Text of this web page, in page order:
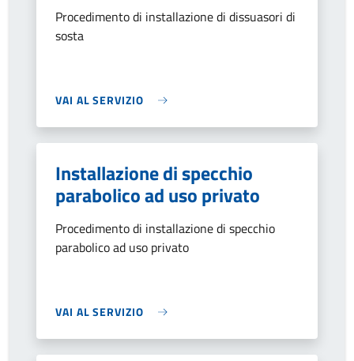
Procedimento di installazione di dissuasori di
sosta
VAI AL SERVIZIO
Installazione di specchio
parabolico ad uso privato
Procedimento di installazione di specchio
parabolico ad uso privato
VAI AL SERVIZIO